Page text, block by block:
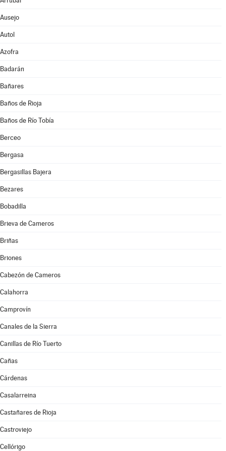
Ausejo
Autol
Azofra
Badarán
Bañares
Baños de Rioja
Baños de Río Tobía
Berceo
Bergasa
Bergasillas Bajera
Bezares
Bobadilla
Brieva de Cameros
Briñas
Briones
Cabezón de Cameros
Calahorra
Camprovín
Canales de la Sierra
Canillas de Río Tuerto
Cañas
Cárdenas
Casalarreina
Castañares de Rioja
Castroviejo
Cellórigo